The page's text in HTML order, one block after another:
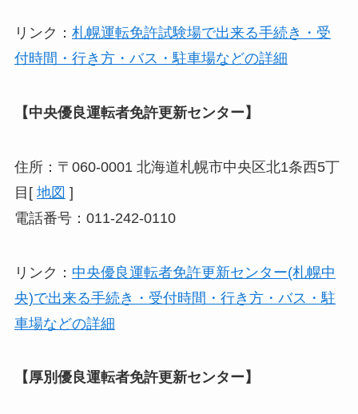
リンク： 札幌運転免許試験場で出来る手続き・受
付時間・行き方・バス・駐車場などの詳細
【中央優良運転者免許更新センター】
住所：〒060-0001 北海道札幌市中央区北1条西5丁
目[ 地図 ]
電話番号：011-242-0110
リンク： 中央優良運転者免許更新センター(札幌中
央)で出来る手続き・受付時間・行き方・バス・駐
車場などの詳細
【厚別優良運転者免許更新センター】